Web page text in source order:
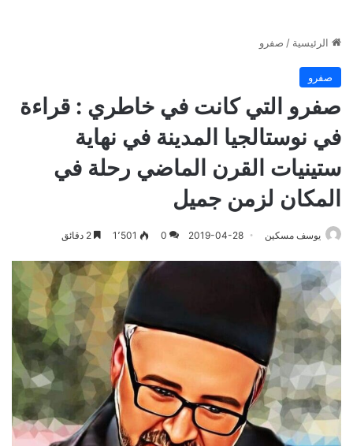
الرئيسية / صفرو
صفرو
صفرو التي كانت في خاطري : قراءة
في نوستالجيا المدينة في نهاية
ستينيات القرن الماضي رحلة في
المكان لزمن جميل
يوسف مسكين 2019-04-28
0 1٬501